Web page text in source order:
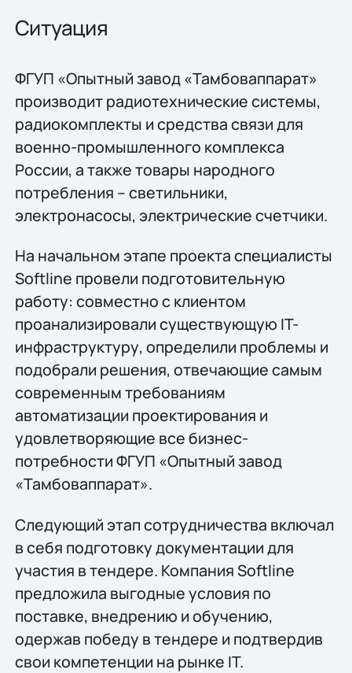
Ситуация
ФГУП «Опытный завод «Тамбоваппарат»
производит радиотехнические системы,
радиокомплекты и средства связи для
военно-промышленного комплекса
России, а также товары народного
потребления – светильники,
электронасосы, электрические счетчики.
На начальном этапе проекта специалисты
Softline провели подготовительную
работу: совместно с клиентом
проанализировали существующую IT-
инфраструктуру, определили проблемы и
подобрали решения, отвечающие самым
современным требованиям
автоматизации проектирования и
удовлетворяющие все бизнес-
потребности ФГУП «Опытный завод
«Тамбоваппарат».
Следующий этап сотрудничества включал
в себя подготовку документации для
участия в тендере. Компания Softline
предложила выгодные условия по
поставке, внедрению и обучению,
одержав победу в тендере и подтвердив
свои компетенции на рынке IT.